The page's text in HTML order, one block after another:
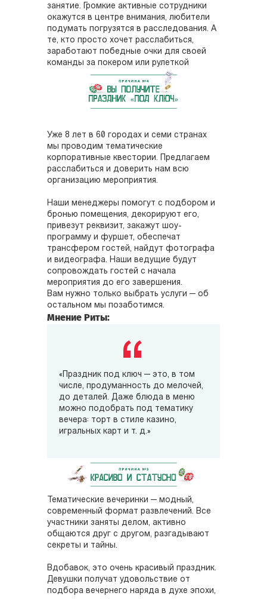
занятие. Громкие активные сотрудники
окажутся в центре внимания, любители
подумать погрузятся в расследования. А
те, кто просто хочет расслабиться,
заработают победные очки для своей
команды за покером или рулеткой
Уже 8 лет в 60 городах и семи странах
мы проводим тематические
корпоративные квестории. Предлагаем
расслабиться и доверить нам всю
организацию мероприятия.
Наши менеджеры помогут с подбором и
бронью помещения, декорируют его,
привезут реквизит, закажут шоу-
программу и фуршет, обеспечат
трансфером гостей, найдут фотографа
и видеографа. Наши ведущие будут
сопровождать гостей с начала
мероприятия до его завершения.
Вам нужно только выбрать услуги — об
остальном мы позаботимся.
Мнение Риты:
«Праздник под ключ — это, в том
числе, продуманность до мелочей,
до деталей. Даже блюда в меню
можно подобрать под тематику
вечера: торт в стиле казино,
игральных карт и т. д.»
Тематические вечеринки — модный,
современный формат развлечений. Все
участники заняты делом, активно
общаются друг с другом, разгадывают
секреты и тайны.
Вдобавок, это очень красивый праздник.
Девушки получат удовольствие от
подбора вечернего наряда в духе эпохи,